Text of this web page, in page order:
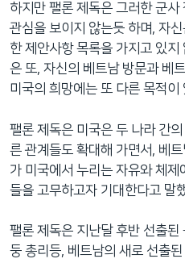
하지만 팰론 제독은 그러한 군
관심을 보이지 않는듯 하며, 자
한 제안사항 목록을 가지고 있
은 또, 자신의 베트남 방문과 베
미국의 희망에는 또 다른 목적이
팰론 제독은 미국은 두 나라 간
른 관계들도 확대해 가면서, 베
가 미국에서 누리는 자유와 체제
들을 고무하고자 기대한다고 말
팰론 제독은 지난달 후반 선출
둥 총리등, 베트남의 새로 선출